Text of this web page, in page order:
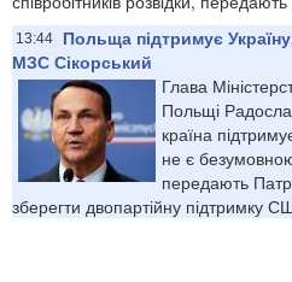
13:44
Польща підтримує
МЗС Сікорський
Глава
Польщі
країна
не є
передають
зберегти двопартійну підтримку